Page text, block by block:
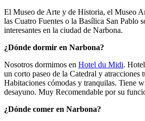
El Museo de Arte y de Historia, el Museo
las Cuatro Fuentes o la Basílica San Pablo
interesantes en la ciudad de Narbona.
¿Dónde dormir en Narbona?
Nosotros dormimos en Hotel du Midi.
un corto paseo de la Catedral y atracciones
Habitaciones cómodas y tranquilas. Tiene
desayuno. Muy Recomendable por su
¿Dónde comer en Narbona?